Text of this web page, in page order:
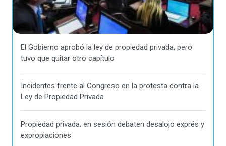
El Gobierno aprobó la ley de propiedad privada, pero
tuvo que quitar otro capítulo
Incidentes frente al Congreso en la protesta contra la
Ley de Propiedad Privada
Propiedad privada: en sesión debaten desalojo exprés y
expropiaciones